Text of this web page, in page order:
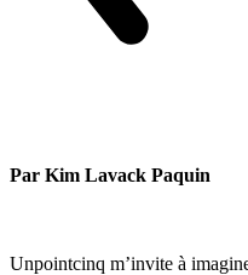
Par Kim Lavack Paquin
Unpointcinq m’invite à